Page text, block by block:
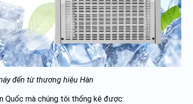
đến từ thương hiệu Hàn
Quốc mà chúng tôi thống kê được: